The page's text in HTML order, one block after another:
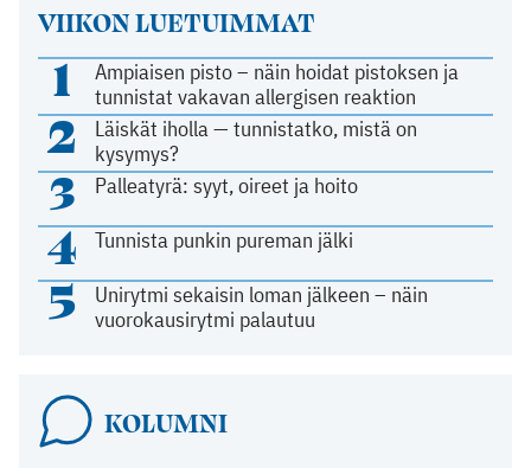
VIIKON LUETUIMMAT
1
Ampiaisen pisto – näin hoidat pistoksen ja
tunnistat vakavan allergisen reaktion
2
Läiskät iholla — tunnistatko, mistä on
kysymys?
3 Palleatyrä: syyt, oireet ja hoito
4 Tunnista punkin pureman jälki
5
Unirytmi sekaisin loman jälkeen – näin
vuorokausirytmi palautuu
KOLUMNI